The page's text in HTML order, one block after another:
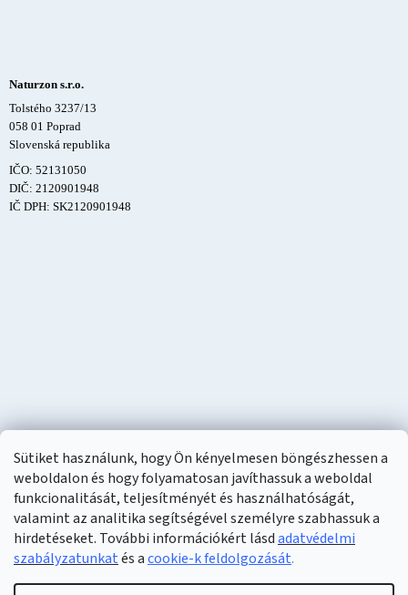
Sütiket használunk, hogy Ön kényelmesen böngészhessen a
weboldalon és hogy folyamatosan javíthassuk a weboldal
funkcionalitását, teljesítményét és használhatóságát,
valamint az analitika segítségével személyre szabhassuk a
hirdetéseket. További információkért lásdadatvédelmi
szabályzatunkatés acookie-k feldolgozását.
Naturzon s.r.o.
Tolstého 3237/13
058 01 Poprad
Slovenská republika
IČO: 52131050
DIČ: 2120901948
IČ DPH: SK2120901948